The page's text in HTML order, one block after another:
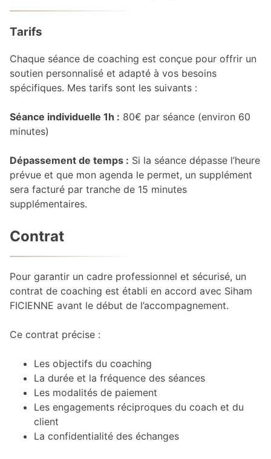
Tarifs
Chaque séance de coaching est conçue pour offrir un
soutien personnalisé et adapté à vos besoins
spécifiques. Mes tarifs sont les suivants :
Séance individuelle 1h : 80€ par séance (environ 60
minutes)
Dépassement de temps : Si la séance dépasse l’heure
prévue et que mon agenda le permet, un supplément
sera facturé par tranche de 15 minutes
supplémentaires.
Contrat
Pour garantir un cadre professionnel et sécurisé, un
contrat de coaching est établi en accord avec Siham
FICIENNE avant le début de l’accompagnement.
Ce contrat précise :
Les objectifs du coaching
La durée et la fréquence des séances
Les modalités de paiement
Les engagements réciproques du coach et du
client
La confidentialité des échanges